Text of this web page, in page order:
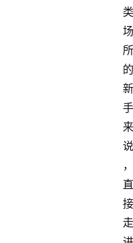
类
场
所
的
新
手
来
说
，
直
接
走